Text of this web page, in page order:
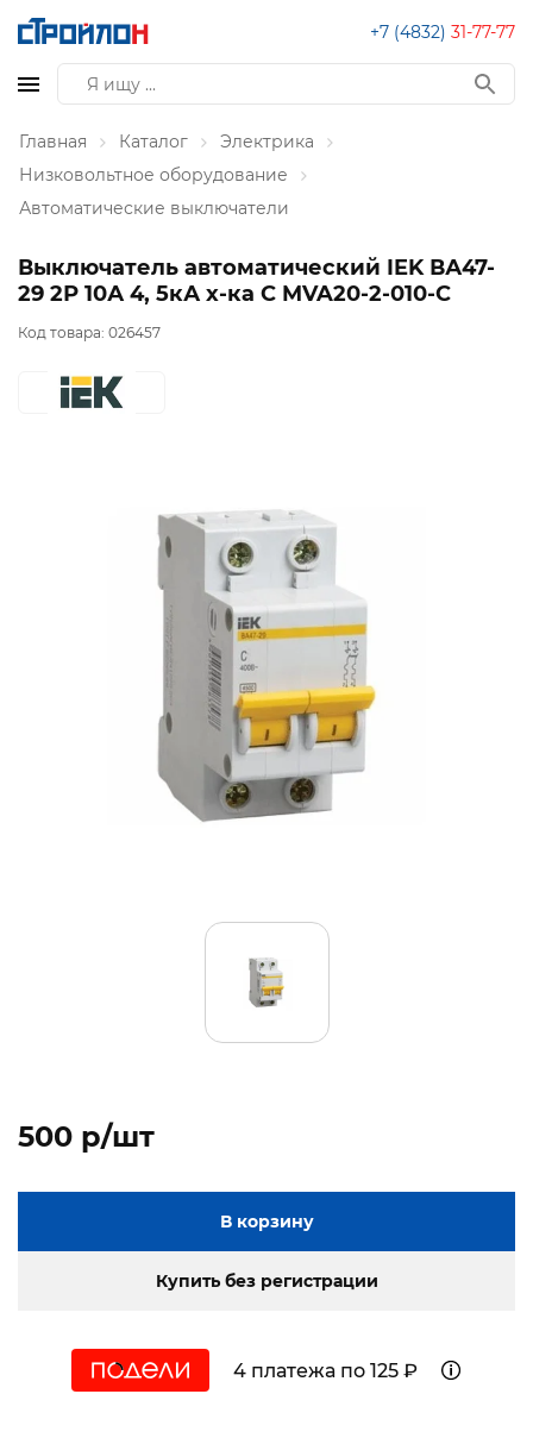
+7 (4832) 31-77-77
Главная Каталог
Электрика
Низковольтное оборудование
Автоматические выключатели
Выключатель автоматический IEK ВА47-
29 2Р 10А 4, 5кА х-ка С MVA20-2-010-C
Код товара: 026457
500 p/шт
В корзину
Купить без регистрации
4 платежа по 125 ₽